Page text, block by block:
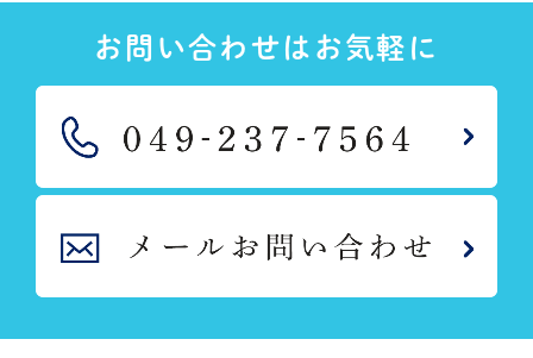
お問い合わせはお気軽に